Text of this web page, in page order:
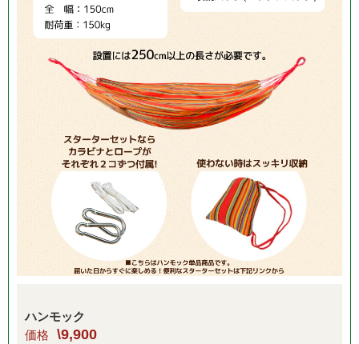
ハンモック
価格
\9,900